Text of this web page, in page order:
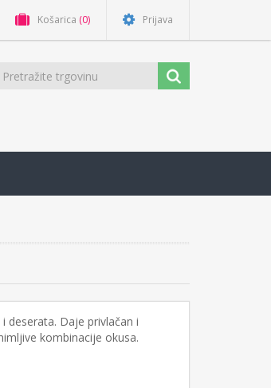
Košarica (0) Prijava
deserata. Daje privlačan i
kombinacije okusa.